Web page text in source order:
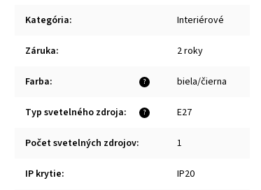
Kategória: Interiérové
Záruka: 2 roky
?
Farba: biela/čierna
?
Typ svetelného zdroja: E27
Počet svetelných zdrojov: 1
IP krytie: IP20